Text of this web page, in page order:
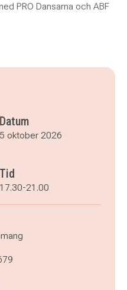
PRO Dansarna och ABF
Datum
5 oktober 2026
Tid
17.30-21.00